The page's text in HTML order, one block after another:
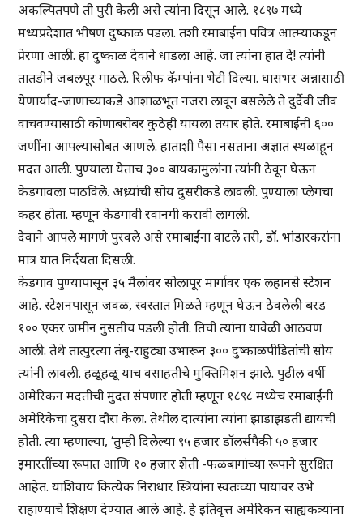
अकल्पितपणे ती पुरी केली असे त्यांना दिसून आले. १८९७ मध्ये
मध्यप्रदेशात भीषण दुष्काळ पडला. तशी रमाबाईंना पवित्र आत्म्याकडून
प्रेरणा आली. हा दुष्काळ देवाने धाडला आहे. जा त्यांना हात दे! त्यांनी
तातडीने जबलपूर गाठले. रिलीफ कॅम्पांना भेटी दिल्या. घासभर अन्नासाठी
येणार्याद-जाणाच्याकडे आशाळभूत नजरा लावून बसलेले ते दुर्दैवी जीव
वाचवण्यासाठी कोणाबरोबर कुठेही यायला तयार होते. रमाबाईंनी ६००
जणींना आपल्यासोबत आणले. हाताशी पैसा नसताना अज्ञात स्थळाहून
मदत आली. पुण्याला येताच ३०० बायकामुलांना त्यांनी ठेवून घेऊन
केडगावला पाठविले. अध्र्यांची सोय दुसरीकडे लावली. पुण्याला प्लेगचा
कहर होता. म्हणून केडगावी रवानगी करावी लागली.
देवाने आपले मागणे पुरवले असे रमाबाईंना वाटले तरी, डॉ. भांडारकरांना
मात्र यात निर्दयता दिसली.
केडगाव पुण्यापासून ३५ मैलांवर सोलापूर मार्गावर एक लहानसे स्टेशन
आहे. स्टेशनपासून जवळ, स्वस्तात मिळते म्हणून घेऊन ठेवलेली बरड
१०० एकर जमीन नुसतीच पडली होती. तिची त्यांना यावेळी आठवण
आली. तेथे तात्पुरत्या तंबू-राहुट्या उभारून ३०० दुष्काळपीडितांची सोय
त्यांनी लावली. हळूहळू याच वसाहतीचे मुक्तिमिशन झाले. पुढील वर्षी
अमेरिकन मदतीची मुदत संपणार होती म्हणून १८९८ मध्येच रमाबाईंनी
अमेरिकेचा दुसरा दौरा केला. तेथील दात्यांना त्यांना झाडाझडती द्यायची
होती. त्या म्हणाल्या, ‘तुम्ही दिलेल्या ९५ हजार डॉलर्सपैकी ५० हजार
इमारतींच्या रूपात आणि १० हजार शेती -फळबागांच्या रूपाने सुरक्षित
आहेत. याशिवाय कित्येक निराधार स्त्रियांना स्वतःच्या पायावर उभे
राहाण्याचे शिक्षण देण्यात आले आहे. हे इतिवृत्त अमेरिकन साह्यकत्र्यांना